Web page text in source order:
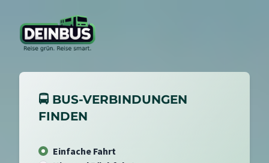
🚍 BUS-VERBINDUNGEN
FINDEN
Einfache Fahrt